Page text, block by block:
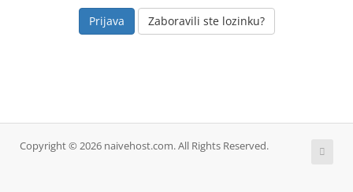
Zaboravili ste lozinku?
Copyright © 2026 naivehost.com. All Rights Reserved.